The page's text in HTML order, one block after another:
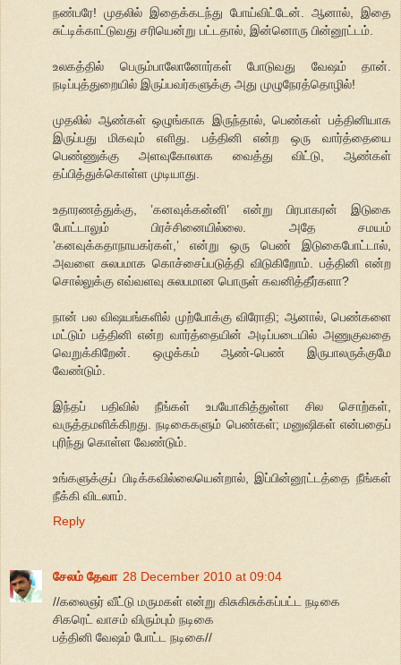
நண்பரே! முதலில் இதைக்கடந்து போய்விட்டேன். ஆனால், இதை
சுட்டிக்காட்டுவது சரியென்று பட்டதால், இன்னொரு பின்னூட்டம்.
உலகத்தில் பெரும்பாலோனோர்கள் போடுவது வேஷம் தான்.
நடிப்புத்துறையில் இருப்பவர்களுக்கு அது முழுநேரத்தொழில்!
முதலில் ஆண்கள் ஒழுங்காக இருந்தால், பெண்கள் பத்தினியாக
இருப்பது மிகவும் எளிது. பத்தினி என்ற ஒரு வார்த்தையை
பெண்ணுக்கு அளவுகோலாக வைத்து விட்டு, ஆண்கள்
தப்பித்துக்கொள்ள முடியாது.
உதாரணத்துக்கு, ’கனவுக்கன்னி’ என்று பிரபாகரன் இடுகை
போட்டாலும் பிரச்சினையில்லை. அதே சமயம்
’கனவுக்கதாநாயகர்கள்,’ என்று ஒரு பெண் இடுகைபோட்டால்,
அவளை சுலபமாக கொச்சைப்படுத்தி விடுகிறோம். பத்தினி என்ற
சொல்லுக்கு எவ்வளவு சுலபமான பொருள் கவனித்தீர்களா?
நான் பல விஷயங்களில் முற்போக்கு விரோதி; ஆனால், பெண்களை
மட்டும் பத்தினி என்ற வார்த்தையின் அடிப்படையில் அணுகுவதை
வெறுக்கிறேன். ஒழுக்கம் ஆண்-பெண் இருபாலருக்குமே
வேண்டும்.
இந்தப் பதிவில் நீங்கள் உபயோகித்துள்ள சில சொற்கள்,
வருத்தமளிக்கிறது. நடிகைகளும் பெண்கள்; மனுஷிகள் என்பதைப்
புரிந்து கொள்ள வேண்டும்.
உங்களுக்குப் பிடிக்கவில்லையென்றால், இப்பின்னூட்டத்தை நீங்கள்
நீக்கி விடலாம்.
Reply
சேலம் தேவா 28 December 2010 at 09:04
//கலைஞர் வீட்டு மருமகள் என்று கிசுகிசுக்கப்பட்ட நடிகை
சிகரெட் வாசம் விரும்பும் நடிகை
பத்தினி வேஷம் போட்ட நடிகை//